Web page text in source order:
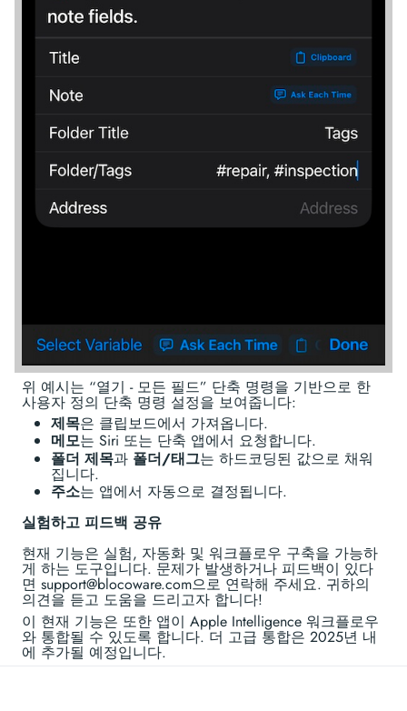
위 예시는 “열기 - 모든 필드” 단축 명령을 기반으로 한
사용자 정의 단축 명령 설정을 보여줍니다:
제목은 클립보드에서 가져옵니다.
메모는 Siri 또는 단축 앱에서 요청합니다.
폴더 제목과 폴더/태그는 하드코딩된 값으로 채워
집니다.
주소는 앱에서 자동으로 결정됩니다.
실험하고 피드백 공유
현재 기능은 실험, 자동화 및 워크플로우 구축을 가능하
게 하는 도구입니다. 문제가 발생하거나 피드백이 있다
면 support@blocoware.com으로 연락해 주세요. 귀하의
의견을 듣고 도움을 드리고자 합니다!
이 현재 기능은 또한 앱이 Apple Intelligence 워크플로우
와 통합될 수 있도록 합니다. 더 고급 통합은 2025년 내
에 추가될 예정입니다.